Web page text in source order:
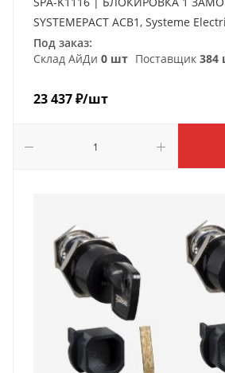
SYSTEMEPACT ACB1, Systeme
Под заказ:
Склад АйДи 0 шт Поставщик 384
23 437₽/шт